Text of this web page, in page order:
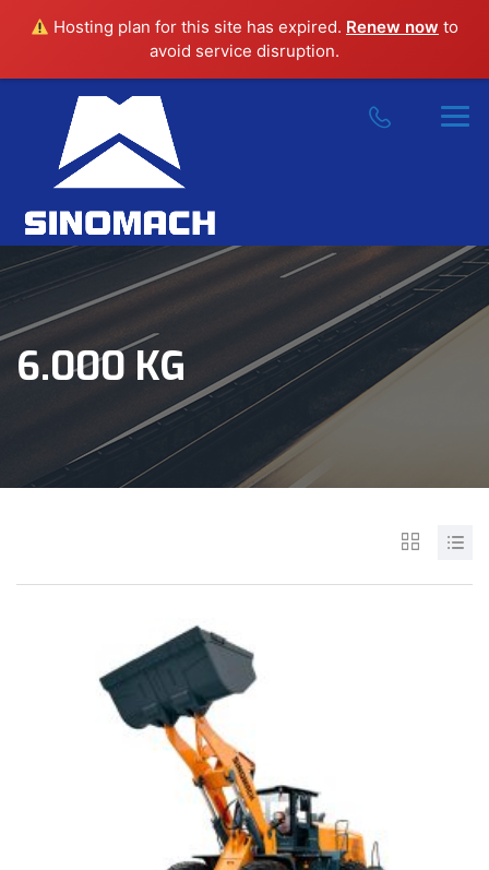
Hosting plan for this site has expired. Renew now to
avoid service disruption.
6.000 KG